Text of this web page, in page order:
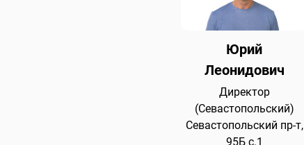
Юрий
Леонидович
Директор
(Севастопольский)
Севастопольский пр-т,
95Б с.1